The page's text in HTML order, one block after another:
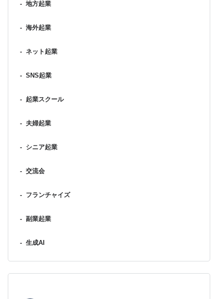
- 地方起業
- 海外起業
- ネット起業
- SNS起業
- 起業スクール
- 夫婦起業
- シニア起業
- 交流会
- フランチャイズ
- 副業起業
- 生成AI